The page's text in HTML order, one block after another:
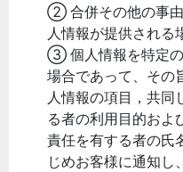
② 合併その他の事
人情報が提供される
③ 個人情報を特定の
場合であって、その
人情報の項目，共同
る者の利用目的およ
責任を有する者の氏
じめお客様に通知し